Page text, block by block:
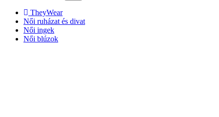
TheyWear
Női ruházat és divat
Női ingek
Női blúzok